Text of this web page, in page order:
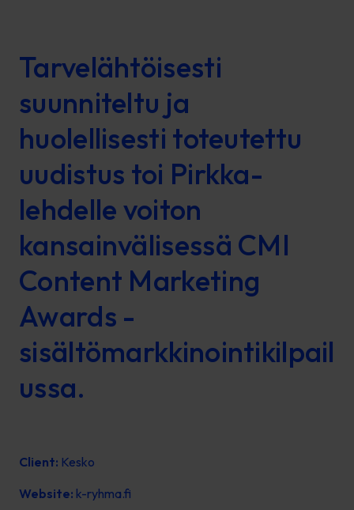
Tarvelähtöisesti
suunniteltu ja
huolellisesti toteutettu
uudistus toi Pirkka-
lehdelle voiton
kansainvälisessä CMI
Content Marketing
Awards -
sisältömarkkinointikilpail
ussa.
Client: Kesko
Website: k-ryhma.fi